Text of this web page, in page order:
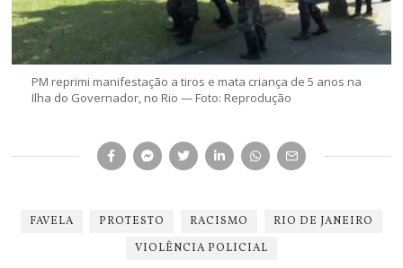
PM reprimi manifestação a tiros e mata criança de 5 anos na
Ilha do Governador, no Rio — Foto: Reprodução
FAVELA PROTESTO RACISMO
RIO DE JANEIRO
VIOLÊNCIA POLICIAL